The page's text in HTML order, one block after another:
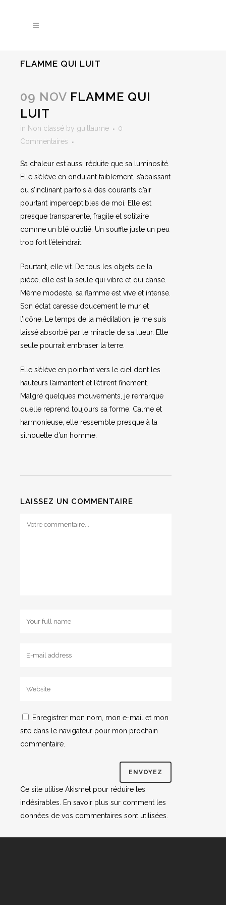
FLAMME QUI LUIT
09 NOV FLAMME QUI
LUIT
in Non classé by guillaume
0
Commentaires
Sa chaleur est aussi réduite que sa luminosité.
Elle s’élève en ondulant faiblement, s’abaissant
ou s’inclinant parfois à des courants d’air
pourtant imperceptibles de moi. Elle est
presque transparente, fragile et solitaire
comme un blé oublié. Un souffle juste un peu
trop fort l’éteindrait.
Pourtant, elle vit. De tous les objets de la
pièce, elle est la seule qui vibre et qui danse.
Même modeste, sa flamme est vive et intense.
Son éclat caresse doucement le mur et
l’icône. Le temps de la méditation, je me suis
laissé absorbé par le miracle de sa lueur. Elle
seule pourrait embraser la terre.
Elle s’élève en pointant vers le ciel dont les
hauteurs l’aimantent et l’étirent finement.
Malgré quelques mouvements, je remarque
qu’elle reprend toujours sa forme. Calme et
harmonieuse, elle ressemble presque à la
silhouette d’un homme.
LAISSEZ UN COMMENTAIRE
Enregistrer mon nom, mon e-mail et mon
site dans le navigateur pour mon prochain
commentaire.
Ce site utilise Akismet pour réduire les
indésirables.
En savoir plus sur comment les
données de vos commentaires sont utilisées